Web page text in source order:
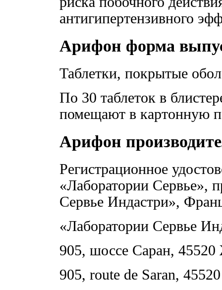
антигипертензивного
Арифон форма
Таблетки, покрытые
По 30 таблеток в
помещают в картонную
Арифон
Регистрационное
«Лаборатории Сервье»,
Сервье Индастри»,
«Лаборатории Сервье
905, шоссе Саран,
905, route de Saran,